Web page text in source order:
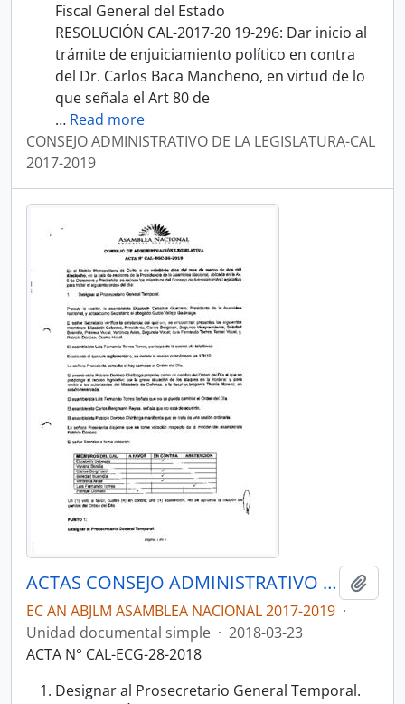
Fiscal General del Estado
RESOLUCIÓN CAL-2017-20 19-296: Dar inicio al
trámite de enjuiciamiento político en contra
del Dr. Carlos Baca Mancheno, en virtud de lo
que señala el Art 80 de
… Read more
CONSEJO ADMINISTRATIVO DE LA LEGISLATURA-CAL
2017-2019
ACTAS CONSEJO ADMINISTRATIVO DE LA LEGISLATURA-CAL 2017-2019
EC AN ABJLM ASAMBLEA NACIONAL 2017-2019 ·
Unidad documental simple · 2018-03-23
ACTA N° CAL-ECG-28-2018
Designar al Prosecretario General Temporal.